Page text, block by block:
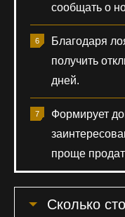
сообщать о
Благодаря
получить
дней.
Формирует
проще
Сколько